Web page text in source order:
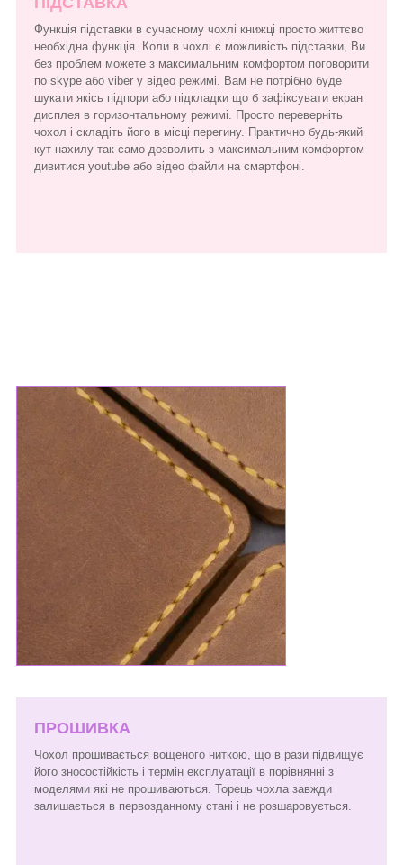
Функція підставки в сучасному чохлі книжці просто життєво
необхідна функція. Коли в чохлі є можливість підставки, Ви
без проблем можете з максимальним комфортом поговорити
по skype або viber у відео режимі. Вам не потрібно буде
шукати якісь підпори або підкладки що б зафіксувати екран
дисплея в горизонтальному режимі. Просто переверніть
чохол і складіть його в місці перегину. Практично будь-який
кут нахилу так само дозволить з максимальним комфортом
дивитися youtube або відео файли на смартфоні.
ПРОШИВКА
Чохол прошивається вощеного ниткою, що в рази підвищує
його зносостійкість і термін експлуатації в порівнянні з
моделями які не прошиваються. Торець чохла завжди
залишається в первозданному стані і не розшаровується.